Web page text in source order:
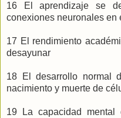
16 El aprendizaje se
conexiones neuronales en
17 El rendimiento
desayunar
18 El desarrollo normal
nacimiento y muerte de
19 La capacidad